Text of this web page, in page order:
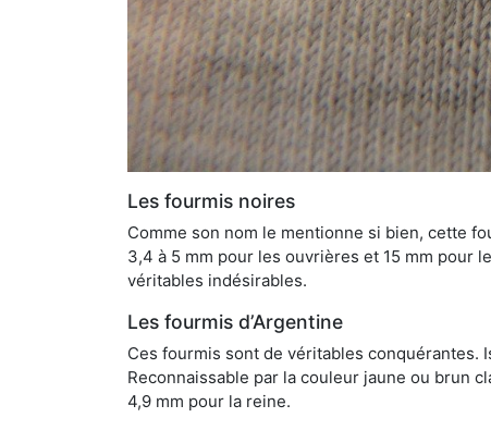
Les fourmis noires
Comme son nom le mentionne si bien, cette
3,4 à 5 mm pour les ouvrières et 15 mm pour
véritables indésirables.
Les fourmis d’Argentine
Ces fourmis sont de véritables conquérantes.
Reconnaissable par la couleur jaune ou brun
4,9 mm pour la reine.